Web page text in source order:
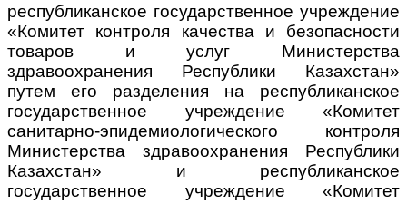
республиканское государственное учреждение
«Комитет контроля качества и безопасности
товаров и услуг Министерства
здравоохранения Республики Казахстан»
путем его разделения на республиканское
государственное учреждение «Комитет
санитарно-эпидемиологического контроля
Министерства здравоохранения Республики
Казахстан» и республиканское
государственное учреждение «Комитет